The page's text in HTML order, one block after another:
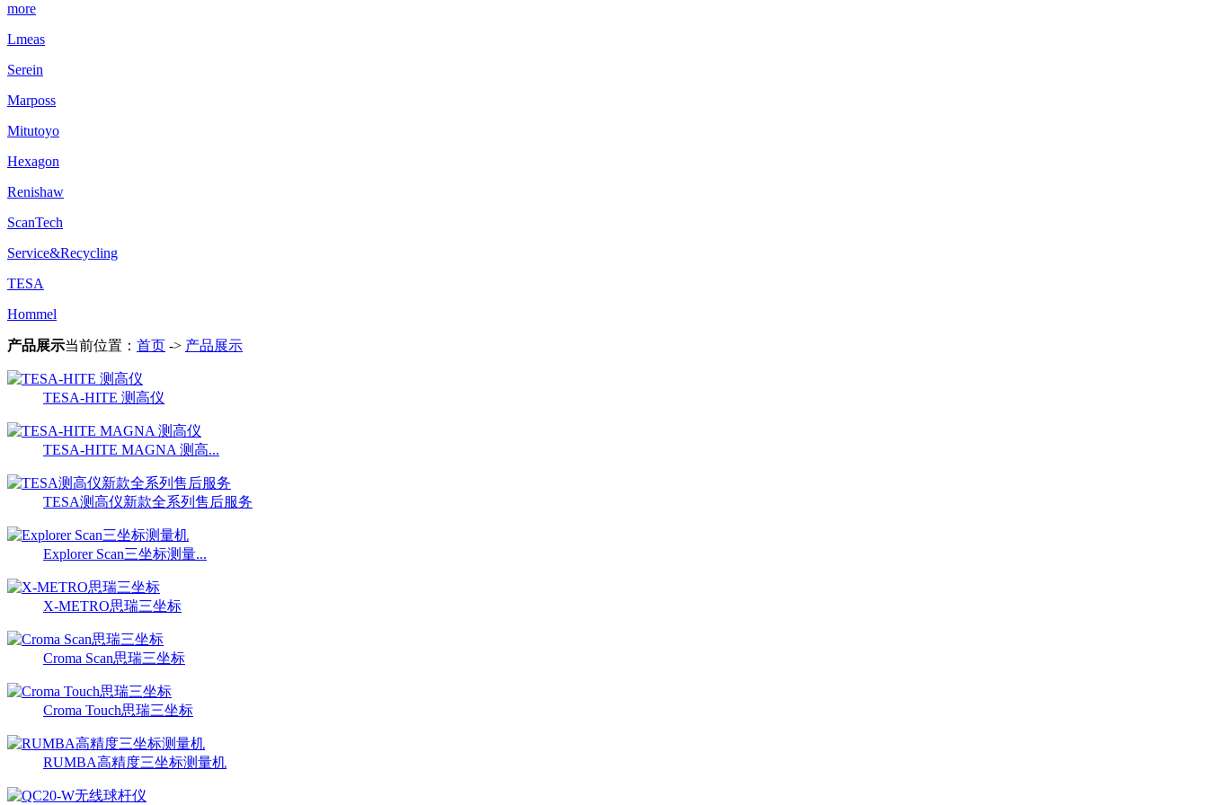
more
Lmeas
Serein
Marposs
Mitutoyo
Hexagon
Renishaw
ScanTech
Service&Recycling
TESA
Hommel
产品展示当前位置： 首页 -> 产品展示
TESA-HITE 测高仪
TESA-HITE MAGNA 测高...
TESA测高仪新款全系列售后服务
Explorer Scan三坐标测量...
X-METRO思瑞三坐标
Croma Scan思瑞三坐标
Croma Touch思瑞三坐标
RUMBA高精度三坐标测量机